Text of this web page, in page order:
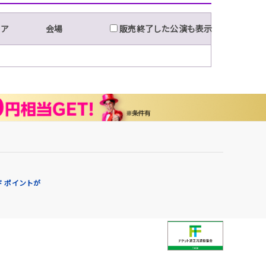
会場 販売終了した公演も表示
ポイントが